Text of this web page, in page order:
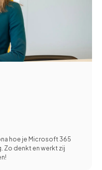
hoe je Microsoft 365
Zo denkt en werkt zij